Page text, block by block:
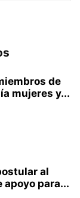
de
mujeres y...
al
apoyo para...